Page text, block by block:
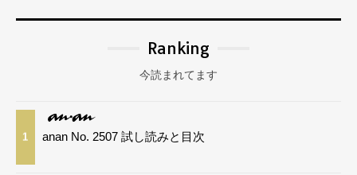
Ranking
今読まれてます
1 anan No. 2507 試し読みと目次